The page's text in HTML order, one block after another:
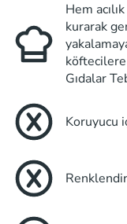
Hem
kurarak
Gıdalar
Koruyucu